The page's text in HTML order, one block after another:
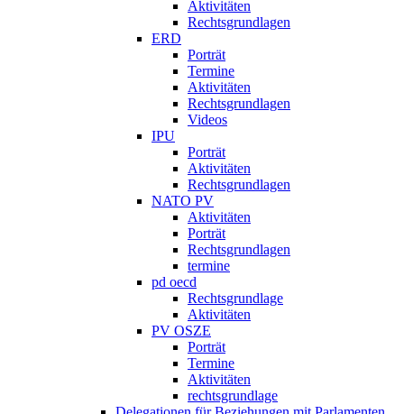
Aktivitäten
Rechtsgrundlagen
ERD
Porträt
Termine
Aktivitäten
Rechtsgrundlagen
Videos
IPU
Porträt
Aktivitäten
Rechtsgrundlagen
NATO PV
Aktivitäten
Porträt
Rechtsgrundlagen
termine
pd oecd
Rechtsgrundlage
Aktivitäten
PV OSZE
Porträt
Termine
Aktivitäten
rechtsgrundlage